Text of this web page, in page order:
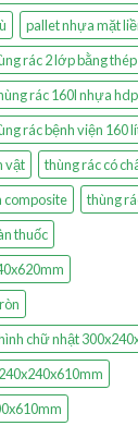
pallet nhựa mặt
rác 2 lớp bằng
rác 160l nhựa
rác bệnh viện 160
vật
thùng rác có
composite
thùng
thuốc
chữ nhật